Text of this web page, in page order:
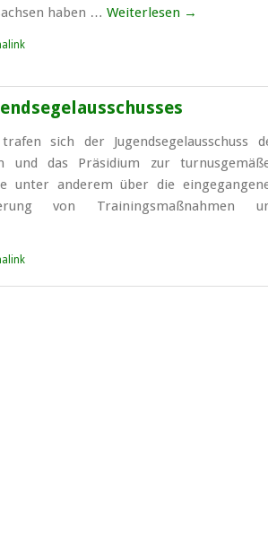
haben … Weiterlesen →
sich der Jugendsegelausschuss
und das Präsidium zur
unter anderem über die
von Trainingsmaßnahmen